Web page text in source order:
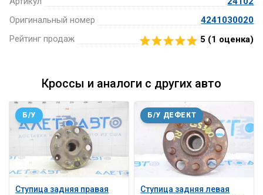
Оригинальный номер
4241030020
Рейтинг продаж
5 (1 оценка)
Кроссы и аналоги с других авто
Ступица задняя правая
Б/У
Ступица задняя левая
Б/У ДЕФЕКТ